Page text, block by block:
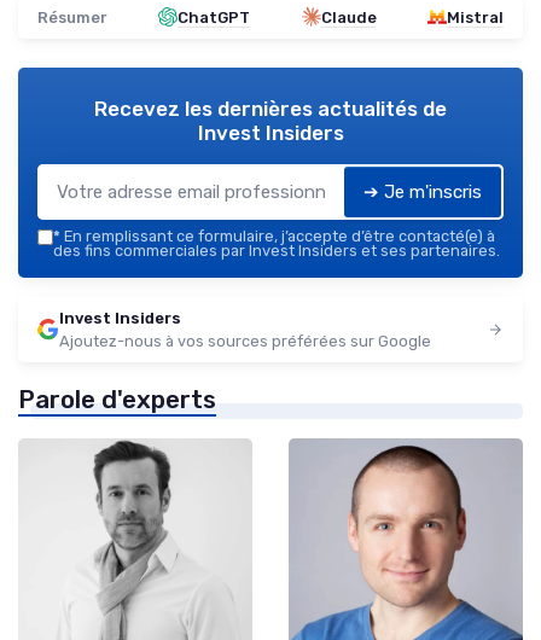
Résumer ChatGPT Claude Mistral
Recevez les dernières actualités de
Invest Insiders
➔ Je m'inscris
* En remplissant ce formulaire, j’accepte d’être contacté(e) à
des fins commerciales par Invest Insiders et ses partenaires.
Invest Insiders
Ajoutez-nous à vos sources préférées sur Google
Parole d'experts